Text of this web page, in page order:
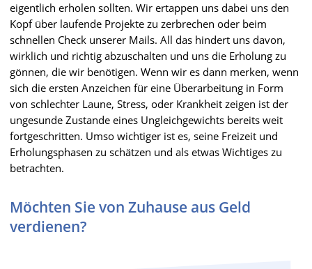
eigentlich erholen sollten. Wir ertappen uns dabei uns den
Kopf über laufende Projekte zu zerbrechen oder beim
schnellen Check unserer Mails. All das hindert uns davon,
wirklich und richtig abzuschalten und uns die Erholung zu
gönnen, die wir benötigen. Wenn wir es dann merken, wenn
sich die ersten Anzeichen für eine Überarbeitung in Form
von schlechter Laune, Stress, oder Krankheit zeigen ist der
ungesunde Zustande eines Ungleichgewichts bereits weit
fortgeschritten. Umso wichtiger ist es, seine Freizeit und
Erholungsphasen zu schätzen und als etwas Wichtiges zu
betrachten.
Möchten Sie von Zuhause aus Geld
verdienen?